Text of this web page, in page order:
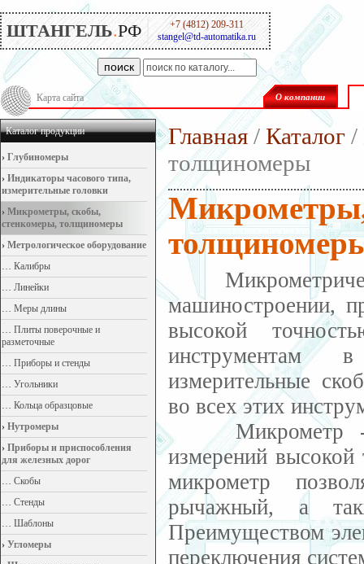
ШТАНГЕЛЬ.РФ
+7 (4812) 209-311
stangel@td-automatika.ru
поиск
Карта сайта О компании
Главная / Каталог /
толщиномеры
машиностроении,
высокой
инструментам
измерительные
во всех этих
Микрометр -
измерений
микрометр
рычажный, а
Преимуществом
переключения
Каталог продукции
› Глубиномеры
› Индикаторы часового типа,
измерительные головки
› Микрометры, скобы,
стенкомеры, толщиномеры
› Метрологическое оборудование
… Калибры
… Линейки
… Меры длины
… Плиты поверочные и
разметочные
… Приборы и стенды
… Угольники
… Кольца образцовые
› Нутромеры
› Приборы и приспособления
для железных дорог
… Скобы
… Стенды
… Шаблоны
› Угломеры